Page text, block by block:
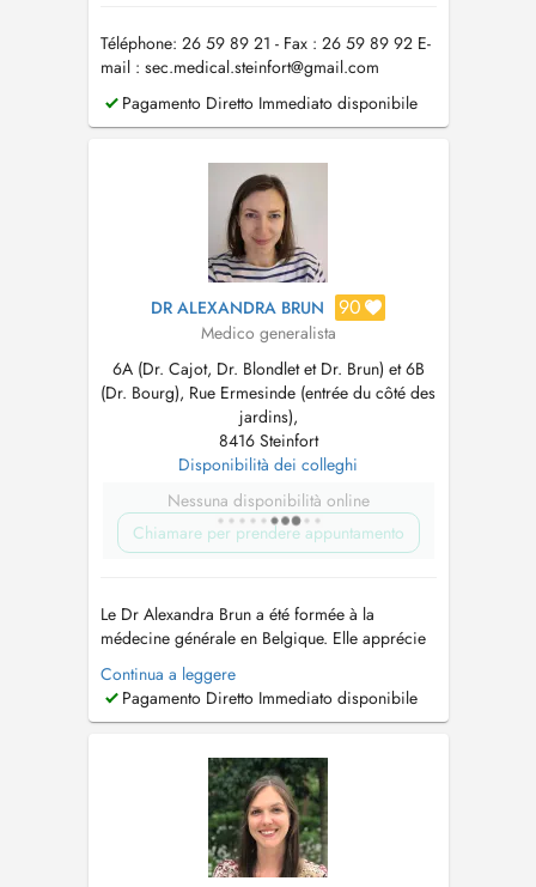
Téléphone: 26 59 89 21 - Fax : 26 59 89 92 E-
mail : sec.medical.steinfort@gmail.com
Pagamento Diretto Immediato disponibile
DR ALEXANDRA BRUN 90
Medico generalista
6A (Dr. Cajot, Dr. Blondlet et Dr. Brun) et 6B
(Dr. Bourg), Rue Ermesinde (entrée du côté des
jardins),
8416 Steinfort
Disponibilità dei colleghi
Nessuna disponibilità online
Chiamare per prendere appuntamento
Le Dr Alexandra Brun a été formée à la
médecine générale en Belgique. Elle apprécie
la richesse et la diversité de la médecine de
premier recours. Elle accorde une attention
particulière au suivi personnalisé de chacun,
domaines dintérêt incluent notamment la pé...
Continua a leggere
Pagamento Diretto Immediato disponibile